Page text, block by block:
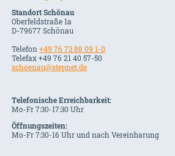
Standort Schönau
Oberfeldstraße 1a
D-79677 Schönau
Telefon+49 76 73 88 09 1-0
Telefax +49 76 21 40 57-50
schoenau@stepnet.de
Telefonische Erreichbarkeit:
Mo-Fr 7:30-17:30 Uhr
Öffnungszeiten:
Mo-Fr 7:30-16 Uhr und nach Vereinbarung